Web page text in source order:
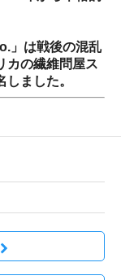
」は戦後の混乱
カの繊維問屋ス
ました。